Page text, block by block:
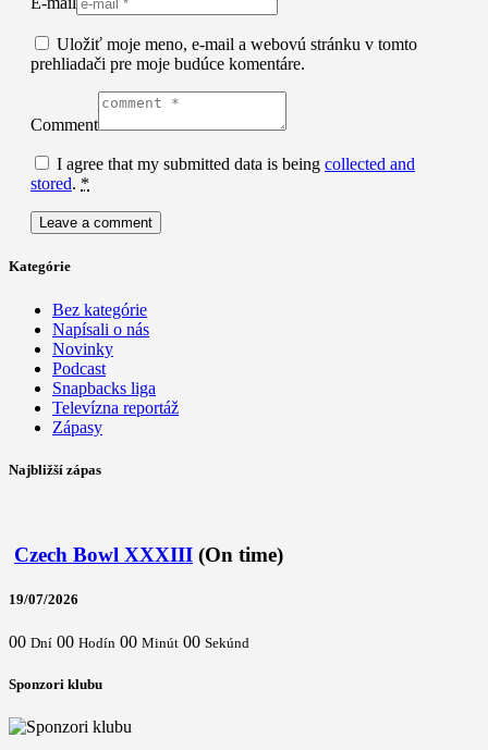
Uložiť moje meno, e-mail a webovú stránku v tomto
prehliadači pre moje budúce komentáre.
Comment
I agree that my submitted data is being collected and
stored. *
Kategórie
Bez kategórie
Napísali o nás
Novinky
Podcast
Snapbacks liga
Televízna reportáž
Zápasy
Najbližší zápas
Czech Bowl XXXIII (On time)
19/07/2026
00 Dní 00 Hodín 00 Minút 00 Sekúnd
Sponzori klubu